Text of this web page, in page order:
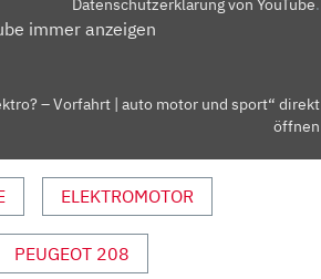
immer anzeigen
– Vorfahrt | auto motor und sport“ direkt
öffnen
ELEKTROMOTOR
PEUGEOT 208